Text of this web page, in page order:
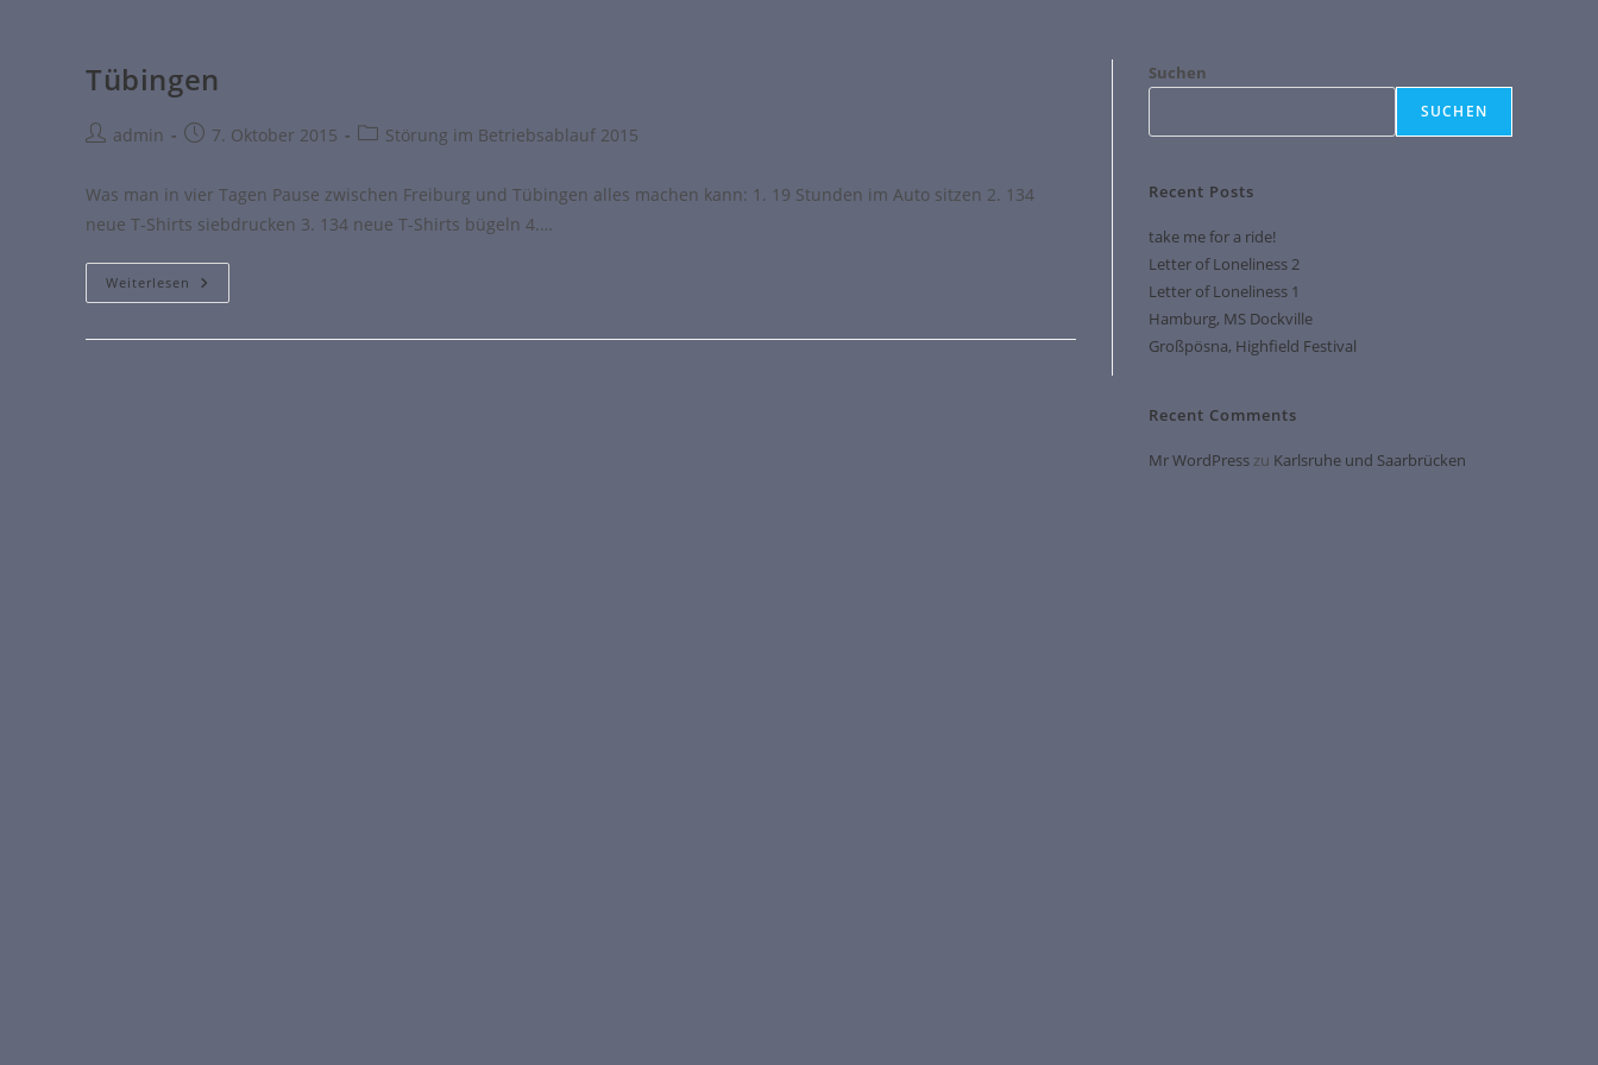
Tübingen
admin 7. Oktober 2015 Störung im Betriebsablauf 2015
Was man in vier Tagen Pause zwischen Freiburg und Tübingen alles machen kann: 1. 19 Stunden im Auto sitzen 2. 134
neue T-Shirts siebdrucken 3. 134 neue T-Shirts bügeln 4.…
Weiterlesen
Suchen
SUCHEN
Recent Posts
take me for a ride!
Letter of Loneliness 2
Letter of Loneliness 1
Hamburg, MS Dockville
Großpösna, Highfield Festival
Recent Comments
Mr WordPress zu Karlsruhe und Saarbrücken